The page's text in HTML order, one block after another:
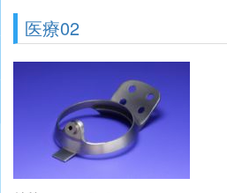
医療02